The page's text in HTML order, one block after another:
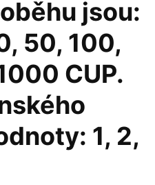
jsou:
50, 100,
CUP.
1, 2,